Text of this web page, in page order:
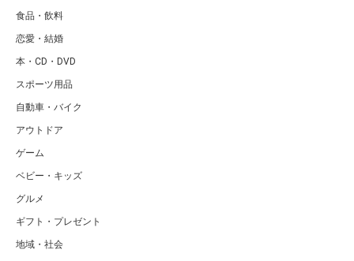
食品・飲料
恋愛・結婚
本・CD・DVD
スポーツ用品
自動車・バイク
アウトドア
ゲーム
ベビー・キッズ
グルメ
ギフト・プレゼント
地域・社会